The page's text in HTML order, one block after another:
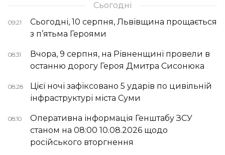
Сьогодні
09:21
Сьогодні, 10 серпня, Львівщина прощається
з п’ятьма Героями
08:31
Вчора, 9 серпня, на Рівненщині провели в
останню дорогу Героя Дмитра Сисонюка
08:28
Цієї ночі зафіксовано 5 ударів по цивільній
інфраструктурі міста Суми
08:10
Оперативна інформація Генштабу ЗСУ
станом на 08:00 10.08.2026 щодо
російського вторгнення